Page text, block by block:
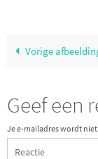
Vorige
Geef een
Je e-mailadres wordt